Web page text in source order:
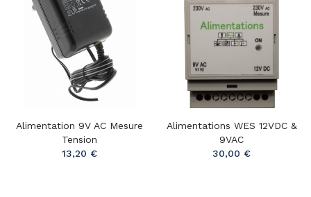
Alimentation 9V AC Mesure
Tension
13,20 €
Alimentations WES 12VDC &
9VAC
30,00 €